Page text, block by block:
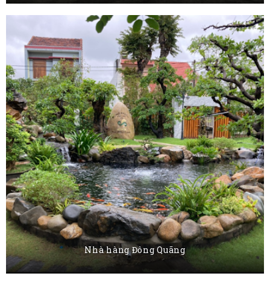
Nhà hàng Đông Quãng